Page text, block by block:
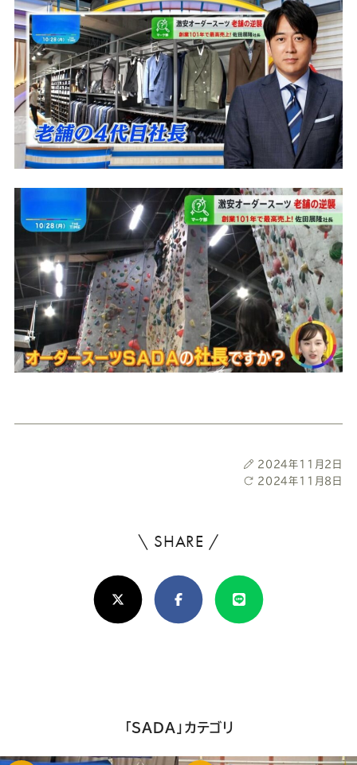
投
稿
2024年11月2日
最
2024年11月8日
\ SHARE /
ろ
し
け
シ
X(Twitter)FacebookLine
「SADA」カテゴリ